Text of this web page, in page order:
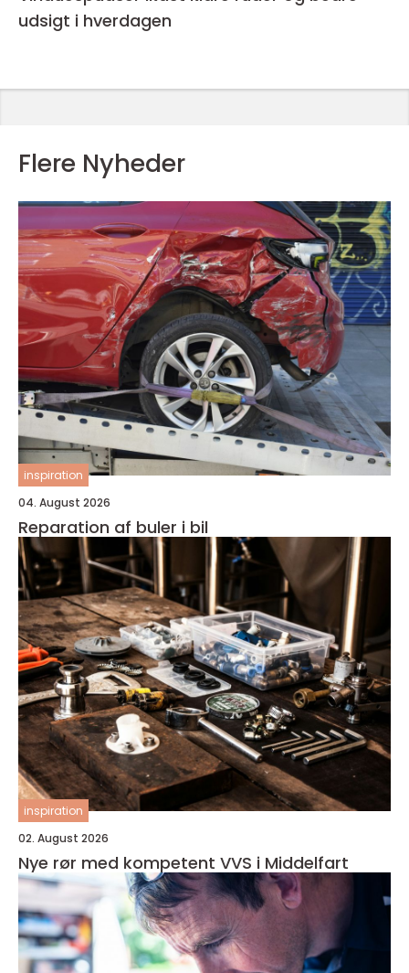
udsigt i hverdagen
Flere Nyheder
inspiration
04. August 2026
Reparation af buler i bil
inspiration
02. August 2026
Nye rør med kompetent VVS i Middelfart